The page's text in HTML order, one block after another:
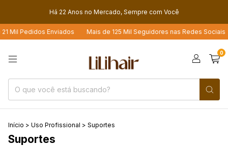
Há 22 Anos no Mercado, Sempre com Você
Mil Pedidos Enviados Mais de 125 Mil Seguidores nas Redes Sociais
0
Início > Uso Profissional > Suportes
Suportes